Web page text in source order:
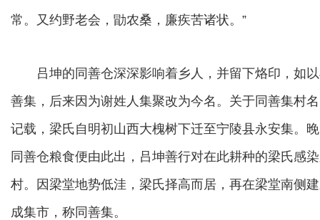
常。又约野老会，勖农桑，廉疾苦诸状。”
吕坤的同善仓深深影响着乡人，并留下烙印，如以
善集，后来因为谢姓人集聚改为今名。关于同善集村
记载，梁氏自明初山西大槐树下迁至宁陵县永安集。
同善仓粮食便由此出，吕坤善行对在此耕种的梁氏感
村。因梁堂地势低洼，梁氏择高而居，再在梁堂南侧
成集市，称同善集。